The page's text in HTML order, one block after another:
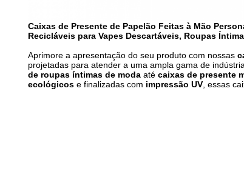
Caixas de Presente de Papelão Feitas à Mão
Recicláveis para Vapes Descartáveis, Roupas
Aprimore a apresentação do seu produto com nossas
projetadas para atender a uma ampla gama de
de roupas íntimas de moda até caixas de presente
ecológicos e finalizadas com impressão UV , essas